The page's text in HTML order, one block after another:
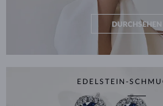
DURCHSEHEN
EDELSTEIN-